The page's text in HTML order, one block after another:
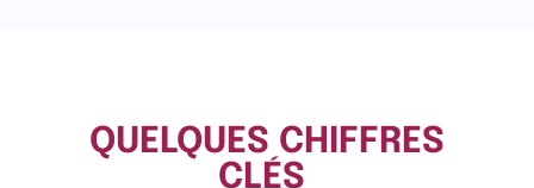
QUELQUES CHIFFRES
CLÉS